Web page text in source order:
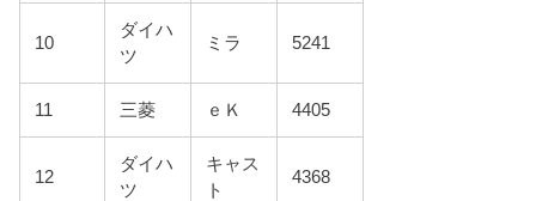
10
ダイハ
ツ
ミラ 5241
11 三菱 ｅＫ 4405
12
ダイハ
ツ
キャス
ト
4368